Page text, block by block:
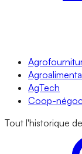
AgTech
Coop-
Tout l'historique